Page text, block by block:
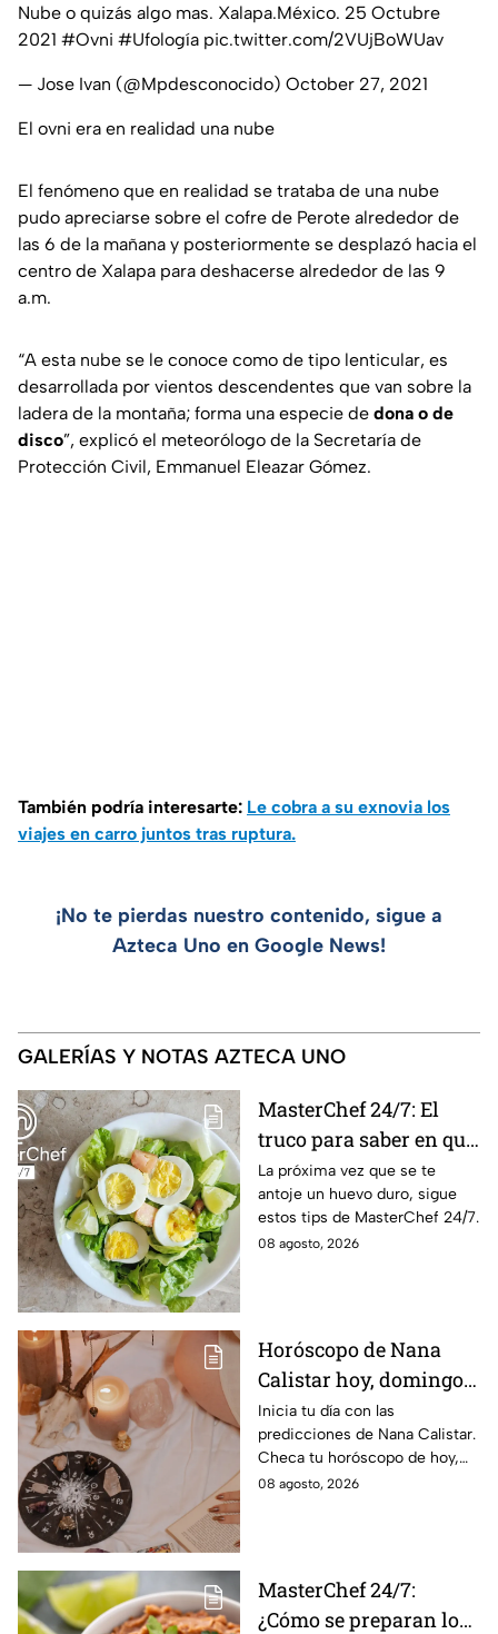
Nube o quizás algo mas. Xalapa.México. 25 Octubre
2021 #Ovni #Ufología pic.twitter.com/2VUjBoWUav
— Jose Ivan (@Mpdesconocido) October 27, 2021
El ovni era en realidad una nube
El fenómeno que en realidad se trataba de una nube
pudo apreciarse sobre el cofre de Perote alrededor de
las 6 de la mañana y posteriormente se desplazó hacia el
centro de Xalapa para deshacerse alrededor de las 9
a.m.
“A esta nube se le conoce como de tipo lenticular, es
desarrollada por vientos descendentes que van sobre la
ladera de la montaña; forma una especie de dona o de
disco”, explicó el meteorólogo de la Secretaría de
Protección Civil, Emmanuel Eleazar Gómez.
También podría interesarte: Le cobra a su exnovia los
viajes en carro juntos tras ruptura.
¡No te pierdas nuestro contenido, sigue a
Azteca Uno en Google News!
GALERÍAS Y NOTAS AZTECA UNO
MasterChef 24/7: El
truco para saber en qué
momento está listo un
huevo cocido
La próxima vez que se te
antoje un huevo duro, sigue
estos tips de MasterChef 24/7.
08 agosto, 2026
Horóscopo de Nana
Calistar hoy, domingo 9
de agosto: estos signos
tendrán ingresos extra
Inicia tu día con las
predicciones de Nana Calistar.
Checa tu horóscopo de hoy,
domingo 9 de agosto, y
08 agosto, 2026
MasterChef 24/7:
¿Cómo se preparan los